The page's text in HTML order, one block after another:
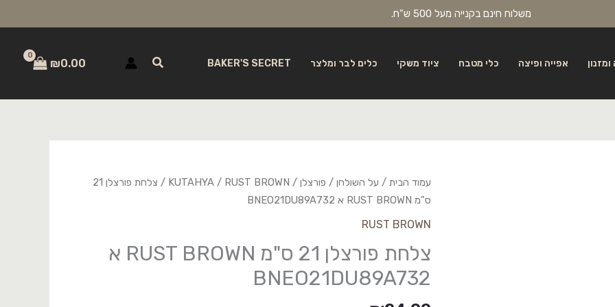
משלוח חינם בקנייה מעל 500 ש"ח.
אפייה ופיצה כלי מטבח ציוד משקי כלים לבר ומלצר BAKER'S SECRET חיפוש ₪0.00
עמוד הבית / על השולחן / פורצלן /
KUTAHYA/ RUST BROWN
/ צלחת פורצלן 21
ס"מ RUST BROWN א BNEO21DU89A732
RUST BROWN
צלחת פורצלן 21 ס"מ RUST BROWN א
BNEO21DU89A732